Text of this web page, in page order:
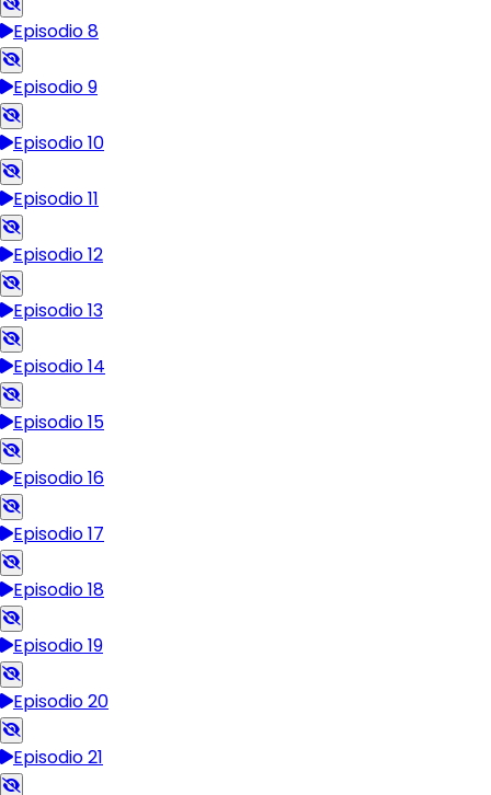
Episodio 8
Episodio 9
Episodio 10
Episodio 11
Episodio 12
Episodio 13
Episodio 14
Episodio 15
Episodio 16
Episodio 17
Episodio 18
Episodio 19
Episodio 20
Episodio 21